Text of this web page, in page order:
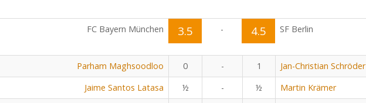
FC Bayern München 3.5 - 4.5 SF Berlin
Parham Maghsoodloo 0 - 1 Jan-Christian Schröder
Jaime Santos Latasa ½ - ½ Martin Krämer